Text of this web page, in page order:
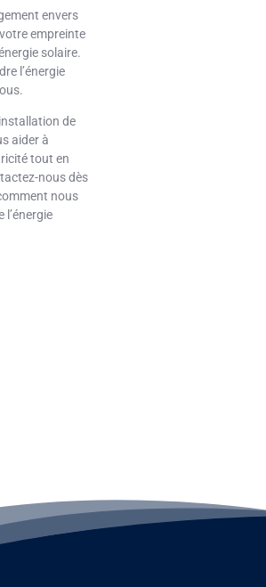
envers
empreinte
solaire.
l’énergie
de
aider à
tout en
nous dès
nous